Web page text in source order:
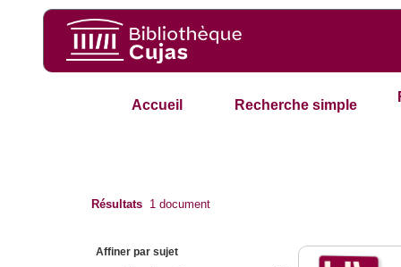
Accueil Recherche simple
Résultats 1 document
Affiner par sujet